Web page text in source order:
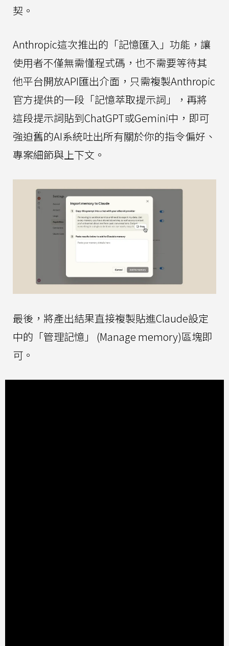
契。
Anthropic這次推出的「記憶匯入」功能，讓
使用者不僅無需懂程式碼，也不需要等待其
他平台開放API匯出介面，只需複製Anthropic
官方提供的一段「記憶萃取提示詞」，再將
這段提示詞貼到ChatGPT或Gemini中，即可
強迫舊的AI系統吐出所有關於你的指令偏好、
專案細節與上下文。
最後，將產出結果直接複製貼進Claude設定
中的「管理記憶」 (Manage memory)區塊即
可。